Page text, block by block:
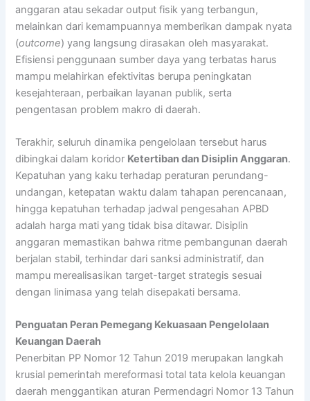
anggaran atau sekadar output fisik yang terbangun,
melainkan dari kemampuannya memberikan dampak nyata
(outcome) yang langsung dirasakan oleh masyarakat.
Efisiensi penggunaan sumber daya yang terbatas harus
mampu melahirkan efektivitas berupa peningkatan
kesejahteraan, perbaikan layanan publik, serta
pengentasan problem makro di daerah.
Terakhir, seluruh dinamika pengelolaan tersebut harus
dibingkai dalam koridor Ketertiban dan Disiplin Anggaran.
Kepatuhan yang kaku terhadap peraturan perundang-
undangan, ketepatan waktu dalam tahapan perencanaan,
hingga kepatuhan terhadap jadwal pengesahan APBD
adalah harga mati yang tidak bisa ditawar. Disiplin
anggaran memastikan bahwa ritme pembangunan daerah
berjalan stabil, terhindar dari sanksi administratif, dan
mampu merealisasikan target-target strategis sesuai
dengan linimasa yang telah disepakati bersama.
Penguatan Peran Pemegang Kekuasaan Pengelolaan
Keuangan Daerah
Penerbitan PP Nomor 12 Tahun 2019 merupakan langkah
krusial pemerintah mereformasi total tata kelola keuangan
daerah menggantikan aturan Permendagri Nomor 13 Tahun